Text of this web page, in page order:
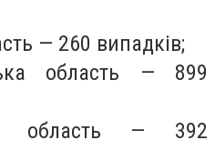
— 260 випадків;
область — 899
область — 392